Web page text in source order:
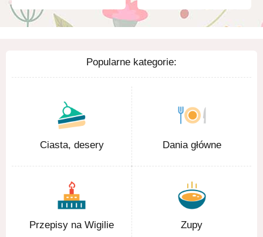
Popularne kategorie:
Ciasta, desery Dania główne
Przepisy na Wigilie Zupy